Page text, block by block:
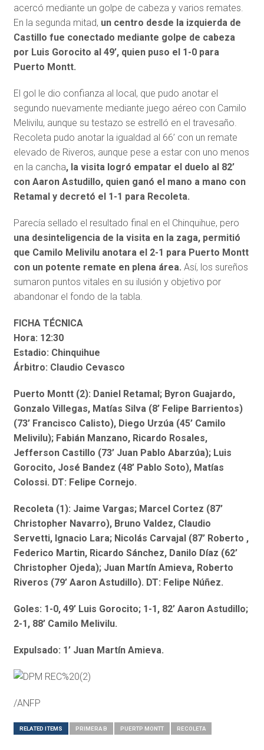
acercó mediante un golpe de cabeza y varios remates.
En la segunda mitad, un centro desde la izquierda de
Castillo fue conectado mediante golpe de cabeza
por Luis Gorocito al 49’, quien puso el 1-0 para
Puerto Montt.
El gol le dio confianza al local, que pudo anotar el
segundo nuevamente mediante juego aéreo con Camilo
Melivilu, aunque su testazo se estrelló en el travesaño.
Recoleta pudo anotar la igualdad al 66’ con un remate
elevado de Riveros, aunque pese a estar con uno menos
en la cancha, la visita logró empatar el duelo al 82’
con Aaron Astudillo, quien ganó el mano a mano con
Retamal y decretó el 1-1 para Recoleta.
Parecía sellado el resultado final en el Chinquihue, pero
una desinteligencia de la visita en la zaga, permitió
que Camilo Melivilu anotara el 2-1 para Puerto Montt
con un potente remate en plena área. Así, los sureños
sumaron puntos vitales en su ilusión y objetivo por
abandonar el fondo de la tabla.
FICHA TÉCNICA
Hora: 12:30
Estadio: Chinquihue
Árbitro: Claudio Cevasco
Puerto Montt (2): Daniel Retamal; Byron Guajardo,
Gonzalo Villegas, Matías Silva (8’ Felipe Barrientos)
(73’ Francisco Calisto), Diego Urzúa (45’ Camilo
Melivilu); Fabián Manzano, Ricardo Rosales,
Jefferson Castillo (73’ Juan Pablo Abarzúa); Luis
Gorocito, José Bandez (48’ Pablo Soto), Matías
Colossi. DT: Felipe Cornejo.
Recoleta (1): Jaime Vargas; Marcel Cortez (87’
Christopher Navarro), Bruno Valdez, Claudio
Servetti, Ignacio Lara; Nicolás Carvajal (87’ Roberto ,
Federico Martin, Ricardo Sánchez, Danilo Díaz (62’
Christopher Ojeda); Juan Martín Amieva, Roberto
Riveros (79’ Aaron Astudillo). DT: Felipe Núñez.
Goles: 1-0, 49’ Luis Gorocito; 1-1, 82’ Aaron Astudillo;
2-1, 88’ Camilo Melivilu.
Expulsado: 1’ Juan Martín Amieva.
/ANFP
RELATED ITEMS PRIMERA B PUERTP MONTT RECOLETA